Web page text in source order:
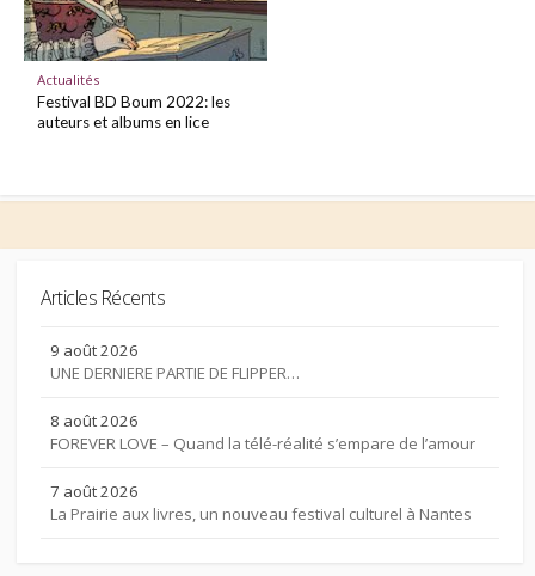
Actualités
Festival BD Boum 2022: les
auteurs et albums en lice
Articles Récents
9 août 2026
UNE DERNIERE PARTIE DE FLIPPER…
8 août 2026
FOREVER LOVE – Quand la télé-réalité s’empare de l’amour
7 août 2026
La Prairie aux livres, un nouveau festival culturel à Nantes